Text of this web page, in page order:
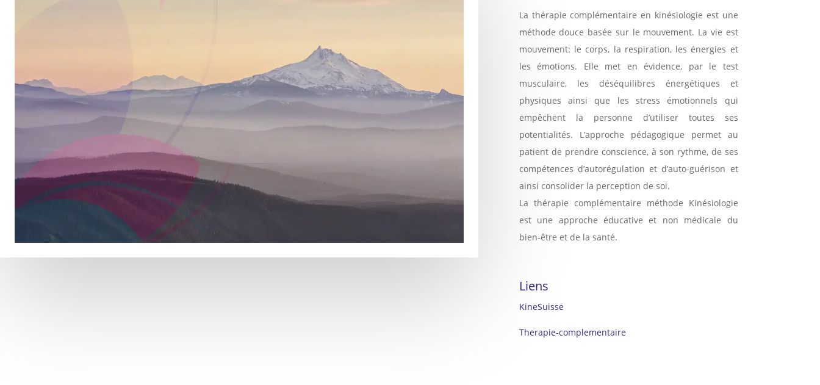
La thérapie complémentaire en kinésiologie est une
méthode douce basée sur le mouvement. La vie est
mouvement: le corps, la respiration, les énergies et
les émotions. Elle met en évidence, par le test
musculaire, les déséquilibres énergétiques et
physiques ainsi que les stress émotionnels qui
empêchent la personne d’utiliser toutes ses
potentialités. L’approche pédagogique permet au
patient de prendre conscience, à son rythme, de ses
compétences d’autorégulation et d’auto-guérison et
ainsi consolider la perception de soi.
La thérapie complémentaire méthode Kinésiologie
est une approche éducative et non médicale du
bien-être et de la santé.
Liens
KineSuisse
Therapie-complementaire